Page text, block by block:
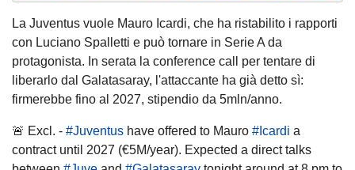
La Juventus vuole Mauro Icardi, che ha ristabilito i rapporti
con Luciano Spalletti e può tornare in Serie A da
protagonista. In serata la conference call per tentare di
liberarlo dal Galatasaray, l'attaccante ha già detto sì:
firmerebbe fino al 2027, stipendio da 5mln/anno.
🚨 Excl. - #Juventus have offered to Mauro #Icardi a
contract until 2027 (€5M/year). Expected a direct talks